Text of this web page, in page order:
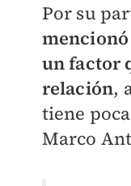
Por su
un factor
relación,
tiene
Marco